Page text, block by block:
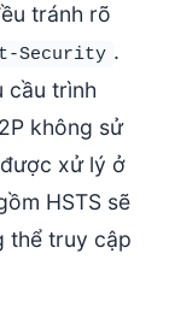
tránh rõ
Security .
cầu trình
không sử
xử lý ở
HSTS sẽ
thể truy cập